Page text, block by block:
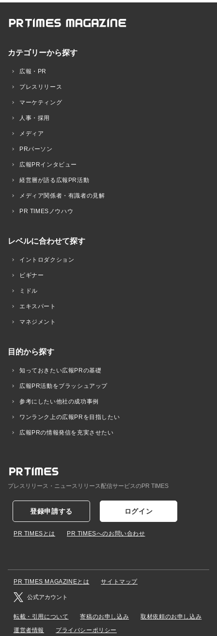
カテゴリーから探す
広報・PR
プレスリリース
マーケティング
人事・採用
メディア
PRパーソン
広報PRインタビュー
経営層が語る広報PR活動
メディア関係者・有識者の見解
PR TIMESノウハウ
レベルに合わせて探す
イントロダクション
ビギナー
ミドル
エキスパート
マネジメント
目的から探す
知っておきたい広報PRの基礎
広報PR活動をブラッシュアップ
参考にしたい他社の成功事例
ワンランク上の広報PRを目指したい
広報PRの情報発信を充実させたい
プレスリリース・ニュースリリース配信サービスのPR TIMES
登録申請する ログイン
PR TIMESとは PR TIMESへのお問い合わせ
PR TIMES MAGAZINEとは サイトマップ
公式アカウント
転載・引用について 寄稿のお申し込み
取材依頼のお申し込み
運営者情報
プライバシーポリシー